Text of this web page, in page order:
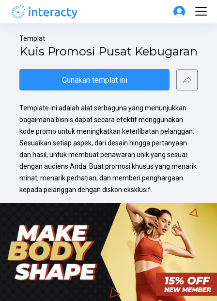
Templat
Kuis Promosi Pusat Kebugaran
Gunakan templat ini
Template ini adalah alat serbaguna yang menunjukkan
bagaimana bisnis dapat secara efektif menggunakan
kode promo untuk meningkatkan keterlibatan pelanggan.
Sesuaikan setiap aspek, dari desain hingga pertanyaan
dan hasil, untuk membuat penawaran unik yang sesuai
dengan audiens Anda. Buat promosi khusus yang menarik
minat, menarik perhatian, dan memberi penghargaan
kepada pelanggan dengan diskon eksklusif.